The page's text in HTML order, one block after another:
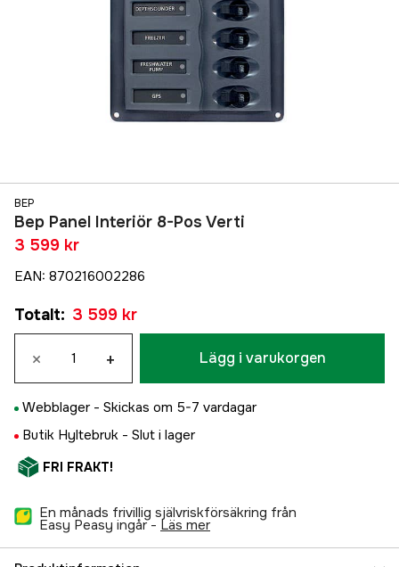
BEP
Bep Panel Interiör 8-Pos Verti
3 599 kr
EAN: 870216002286
Totalt: 3 599 kr
× + Lägg i varukorgen
Webblager - Skickas om 5-7 vardagar
Butik Hyltebruk - Slut i lager
FRI FRAKT!
En månads frivillig självriskförsäkring från
Easy Peasy ingår - läs mer